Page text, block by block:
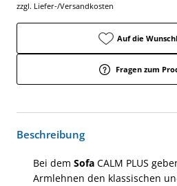
zzgl. Liefer-/Versandkosten
Auf die
Fragen zum
Beschreibung
Bei dem Sofa CALM PLUS
Armlehnen den klassischen